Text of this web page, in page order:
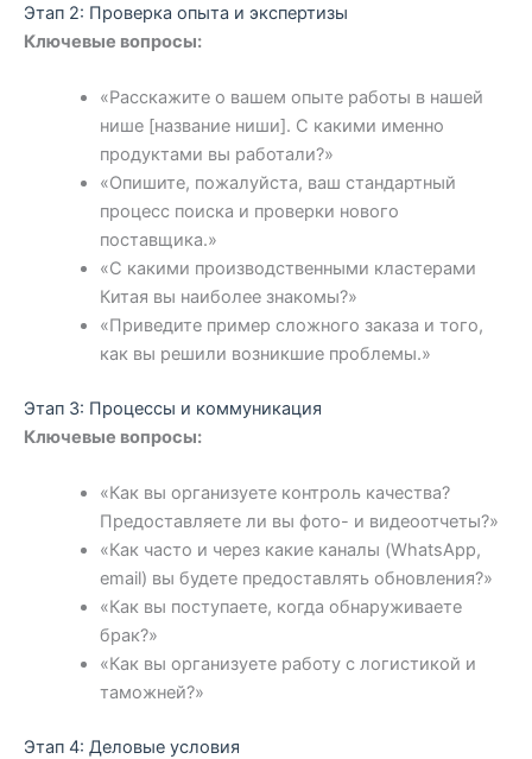
Этап 2: Проверка опыта и экспертизы
Ключевые вопросы:
«Расскажите о вашем опыте работы в нашей
нише [название ниши]. С какими именно
продуктами вы работали?»
«Опишите, пожалуйста, ваш стандартный
процесс поиска и проверки нового
поставщика.»
«С какими производственными кластерами
Китая вы наиболее знакомы?»
«Приведите пример сложного заказа и того,
как вы решили возникшие проблемы.»
Этап 3: Процессы и коммуникация
Ключевые вопросы:
«Как вы организуете контроль качества?
Предоставляете ли вы фото- и видеоотчеты?»
«Как часто и через какие каналы (WhatsApp,
email) вы будете предоставлять обновления?»
«Как вы поступаете, когда обнаруживаете
брак?»
«Как вы организуете работу с логистикой и
таможней?»
Этап 4: Деловые условия